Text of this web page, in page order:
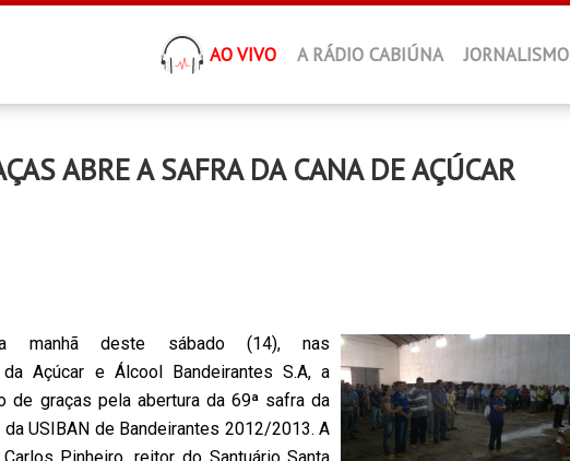
AO VIVO A RÁDIO CABIÚNA JORNALISMO
ABRE A SAFRA DA CANA DE AÇÚCAR
manhã deste sábado (14), nas
da Açúcar e Álcool Bandeirantes S.A, a
de graças pela abertura da 69ª safra da
da USIBAN de Bandeirantes 2012/2013. A